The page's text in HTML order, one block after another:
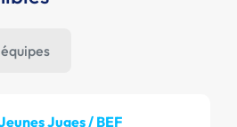
Juges / BEF